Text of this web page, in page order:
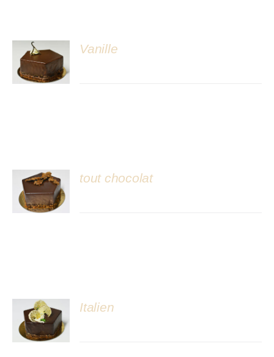
DÉTAILS
Vanille
DÉTAILS
tout chocolat
DÉTAILS
Italien